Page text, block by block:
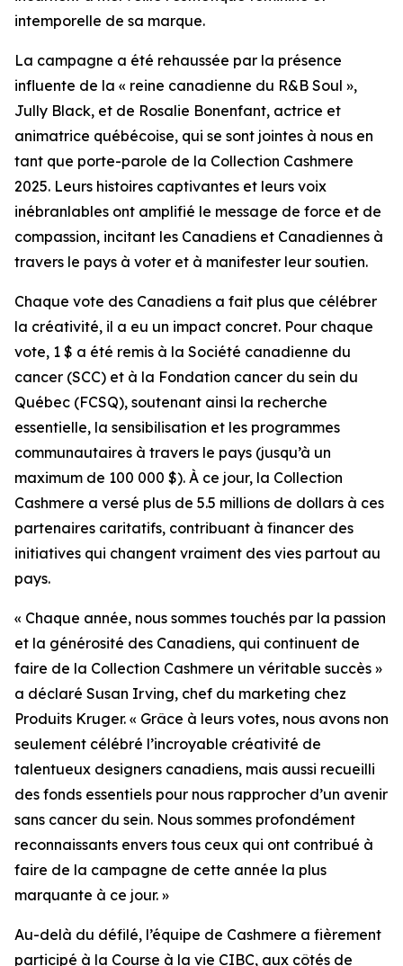
intemporelle de sa marque.
La campagne a été rehaussée par la présence
influente de la « reine canadienne du R&B Soul »,
Jully Black, et de Rosalie Bonenfant, actrice et
animatrice québécoise, qui se sont jointes à nous en
tant que porte-parole de la Collection Cashmere
2025. Leurs histoires captivantes et leurs voix
inébranlables ont amplifié le message de force et de
compassion, incitant les Canadiens et Canadiennes à
travers le pays à voter et à manifester leur soutien.
Chaque vote des Canadiens a fait plus que célébrer
la créativité, il a eu un impact concret. Pour chaque
vote, 1 $ a été remis à la Société canadienne du
cancer (SCC) et à la Fondation cancer du sein du
Québec (FCSQ), soutenant ainsi la recherche
essentielle, la sensibilisation et les programmes
communautaires à travers le pays (jusqu’à un
maximum de 100 000 $). À ce jour, la Collection
Cashmere a versé plus de 5.5 millions de dollars à ces
partenaires caritatifs, contribuant à financer des
initiatives qui changent vraiment des vies partout au
pays.
« Chaque année, nous sommes touchés par la passion
et la générosité des Canadiens, qui continuent de
faire de la Collection Cashmere un véritable succès »
a déclaré Susan Irving, chef du marketing chez
Produits Kruger. « Grâce à leurs votes, nous avons non
seulement célébré l’incroyable créativité de
talentueux designers canadiens, mais aussi recueilli
des fonds essentiels pour nous rapprocher d’un avenir
sans cancer du sein. Nous sommes profondément
reconnaissants envers tous ceux qui ont contribué à
faire de la campagne de cette année la plus
marquante à ce jour. »
Au-delà du défilé, l’équipe de Cashmere a fièrement
participé à la Course à la vie CIBC, aux côtés de